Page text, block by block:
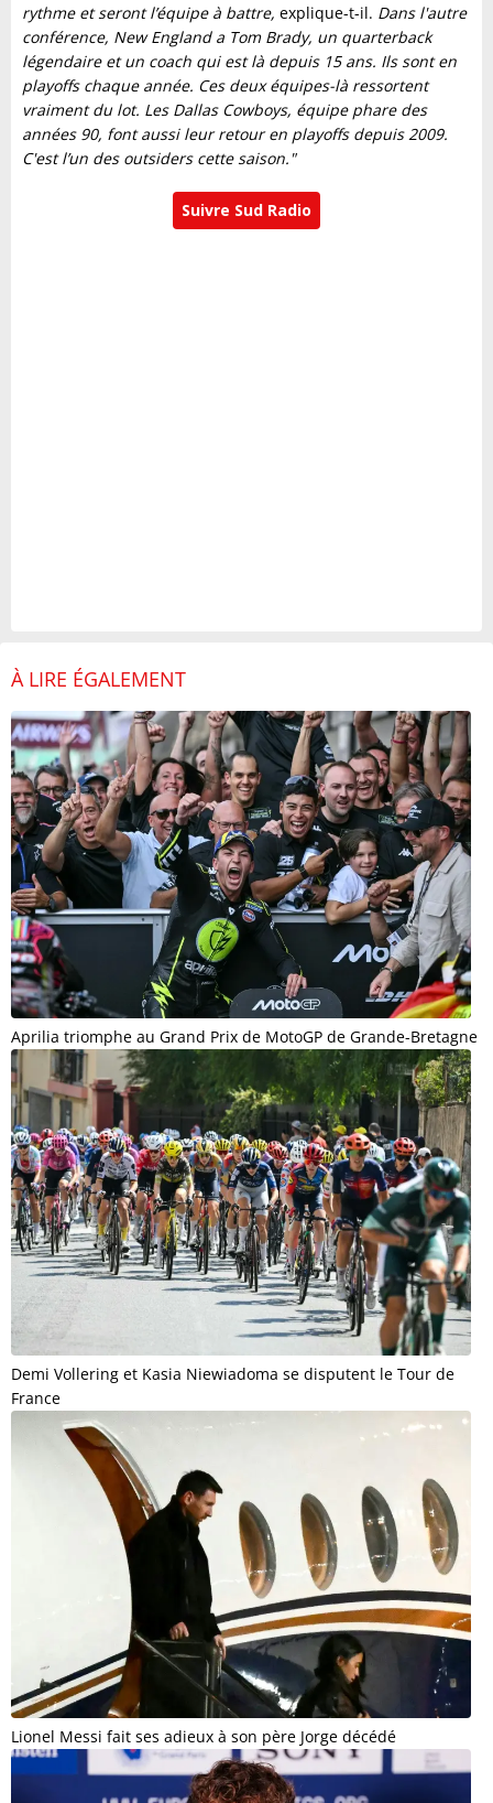
rythme et seront l’équipe à battre, explique-t-il. Dans l'autre
conférence, New England a Tom Brady, un quarterback
légendaire et un coach qui est là depuis 15 ans. Ils sont en
playoffs chaque année. Ces deux équipes-là ressortent
vraiment du lot. Les Dallas Cowboys, équipe phare des
années 90, font aussi leur retour en playoffs depuis 2009.
C'est l’un des outsiders cette saison."
Suivre Sud Radio
À LIRE ÉGALEMENT
Aprilia triomphe au Grand Prix de MotoGP de Grande-Bretagne
Demi Vollering et Kasia Niewiadoma se disputent le Tour de
France
Lionel Messi fait ses adieux à son père Jorge décédé